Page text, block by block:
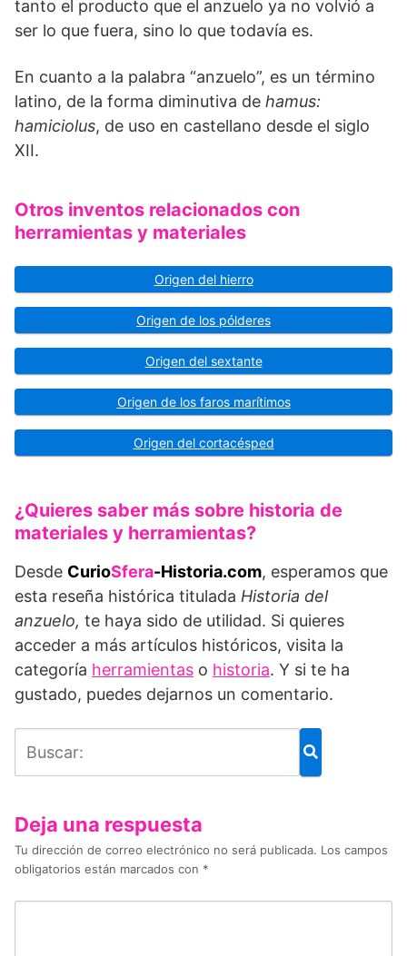
tanto el producto que el anzuelo ya no volvió a
ser lo que fuera, sino lo que todavía es.
En cuanto a la palabra “anzuelo”, es un término
latino, de la forma diminutiva de hamus:
hamiciolus, de uso en castellano desde el siglo
XII.
Otros inventos relacionados con
herramientas y materiales
Origen del hierro
Origen de los pólderes
Origen del sextante
Origen de los faros marítimos
Origen del cortacésped
¿Quieres saber más sobre historia de
materiales y herramientas?
Desde CurioSfera-Historia.com, esperamos que
esta reseña histórica titulada Historia del
anzuelo, te haya sido de utilidad. Si quieres
acceder a más artículos históricos, visita la
categoría herramientas o historia. Y si te ha
gustado, puedes dejarnos un comentario.
Deja una respuesta
Tu dirección de correo electrónico no será publicada. Los campos
obligatorios están marcados con *